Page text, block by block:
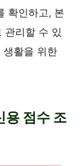
확인하고, 본
관리할 수 있
생활을 위한
용 점수 조